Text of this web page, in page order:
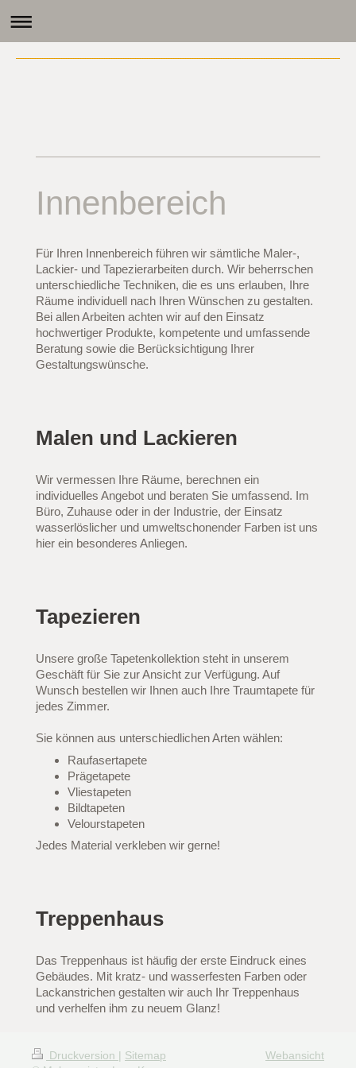
Innenbereich
Für Ihren Innenbereich führen wir sämtliche Maler-,
Lackier- und Tapezierarbeiten durch. Wir beherrschen
unterschiedliche Techniken, die es uns erlauben, Ihre
Räume individuell nach Ihren Wünschen zu gestalten.
Bei allen Arbeiten achten wir auf den Einsatz
hochwertiger Produkte, kompetente und umfassende
Beratung sowie die Berücksichtigung Ihrer
Gestaltungswünsche.
Malen und Lackieren
Wir vermessen Ihre Räume, berechnen ein
individuelles Angebot und beraten Sie umfassend. Im
Büro, Zuhause oder in der Industrie, der Einsatz
wasserlöslicher und umweltschonender Farben ist uns
hier ein besonderes Anliegen.
Tapezieren
Unsere große Tapetenkollektion steht in unserem
Geschäft für Sie zur Ansicht zur Verfügung. Auf
Wunsch bestellen wir Ihnen auch Ihre Traumtapete für
jedes Zimmer.
Sie können aus unterschiedlichen Arten wählen:
Raufasertapete
Prägetapete
Vliestapeten
Bildtapeten
Velourstapeten
Jedes Material verkleben wir gerne!
Treppenhaus
Das Treppenhaus ist häufig der erste Eindruck eines
Gebäudes. Mit kratz- und wasserfesten Farben oder
Lackanstrichen gestalten wir auch Ihr Treppenhaus
und verhelfen ihm zu neuem Glanz!
Druckversion | Sitemap
Webansicht